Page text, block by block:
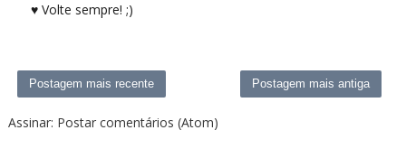
♥ Volte sempre! ;)
Postagem mais recente Postagem mais antiga
Assinar: Postar comentários (Atom)